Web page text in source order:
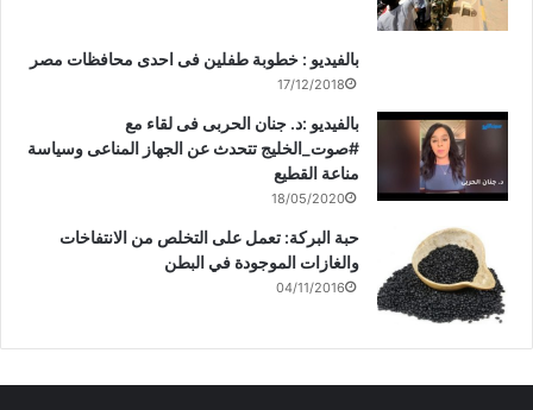
بالفيديو : خطوبة طفلين فى احدى محافظات مصر
17/12/2018
بالفيديو :د. جنان الحربى فى لقاء مع
#صوت_الخليج تتحدث عن الجهاز المناعى وسياسة
مناعة القطيع
18/05/2020
حبة البركة: تعمل على التخلص من الانتفاخات
والغازات الموجودة في البطن
04/11/2016